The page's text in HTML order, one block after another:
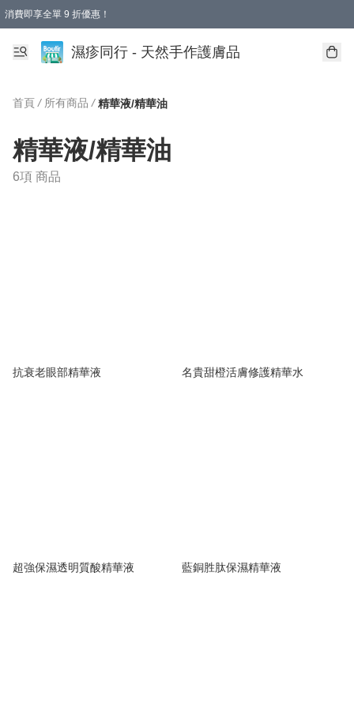
消費即享全單 9 折優惠！
濕疹同行 - 天然手作護膚品
首頁 / 所有商品 / 精華液/精華油
精華液/精華油
6項 商品
抗衰老眼部精華液 名貴甜橙活膚修護精華水
超強保濕透明質酸精華液 藍銅胜肽保濕精華液